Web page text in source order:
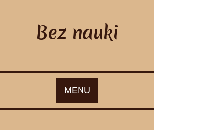
Bez nauki
MENU